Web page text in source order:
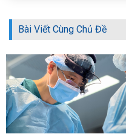
Bài Viết Cùng Chủ Đề